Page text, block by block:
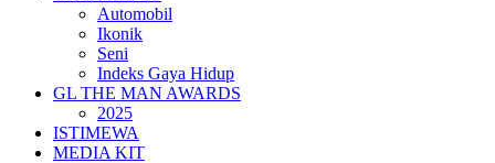
Automobil
Ikonik
Seni
Indeks Gaya Hidup
GL THE MAN AWARDS
2025
ISTIMEWA
MEDIA KIT